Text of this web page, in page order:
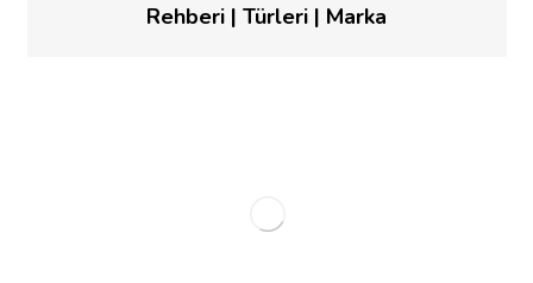
Rehberi | Türleri | Marka